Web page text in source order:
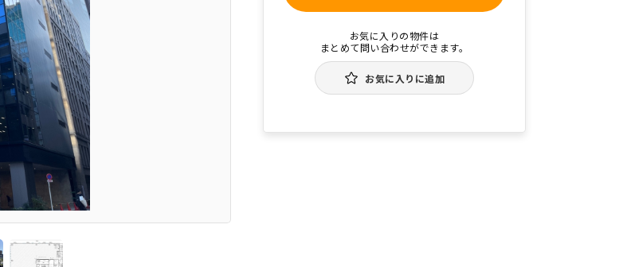
お気に入りの物件は
まとめて問い合わせができます。
お気に入りに追加